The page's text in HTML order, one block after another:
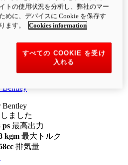
ュレーター 製品詳細
100
kgm
最大トルク
装備重量（燃料を除く）
Bentley
ました
ps 最高出力
kgm 最大トルク
排気量
トの使用状況を分析し、弊社のマー
めに、デバイスに Cookie を保存す
ます。
Cookies information
すべての COOKIE を受け
入れる